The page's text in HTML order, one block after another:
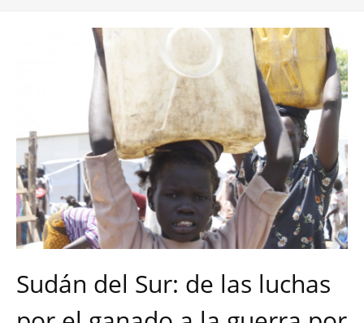
Sudán del Sur: de las luchas